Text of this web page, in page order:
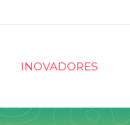
INOVADORES